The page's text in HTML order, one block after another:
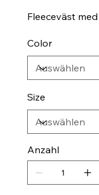
Fleeceväst
Color
Size
Anzahl